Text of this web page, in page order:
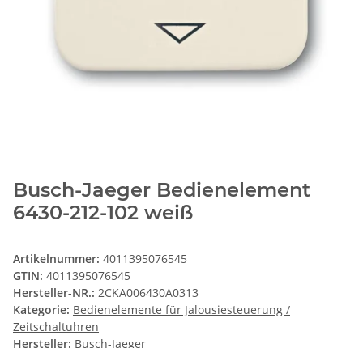
Busch-Jaeger Bedienelement
6430-212-102 weiß
Artikelnummer: 4011395076545
GTIN: 4011395076545
Hersteller-NR.: 2CKA006430A0313
Kategorie: Bedienelemente für Jalousiesteuerung /
Zeitschaltuhren
Hersteller: Busch-Jaeger